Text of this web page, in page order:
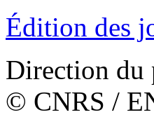
Édition des
Direction du
© CNRS /